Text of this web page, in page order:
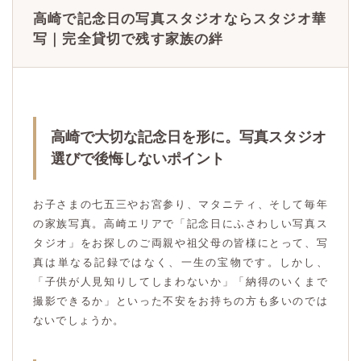
高崎で記念日の写真スタジオならスタジオ華
写｜完全貸切で残す家族の絆
高崎で大切な記念日を形に。写真スタジオ
選びで後悔しないポイント
お子さまの七五三やお宮参り、マタニティ、そして毎年
の家族写真。高崎エリアで「記念日にふさわしい写真ス
タジオ」をお探しのご両親や祖父母の皆様にとって、写
真は単なる記録ではなく、一生の宝物です。しかし、
「子供が人見知りしてしまわないか」「納得のいくまで
撮影できるか」といった不安をお持ちの方も多いのでは
ないでしょうか。